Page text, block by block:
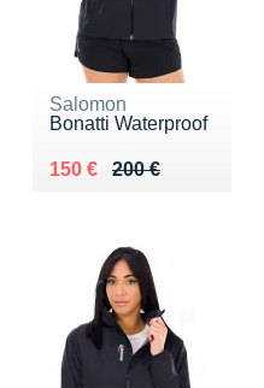
Salomon
Bonatti Waterproof
200 €
Au lieu de 200 €
150 €
Vendu 150 €